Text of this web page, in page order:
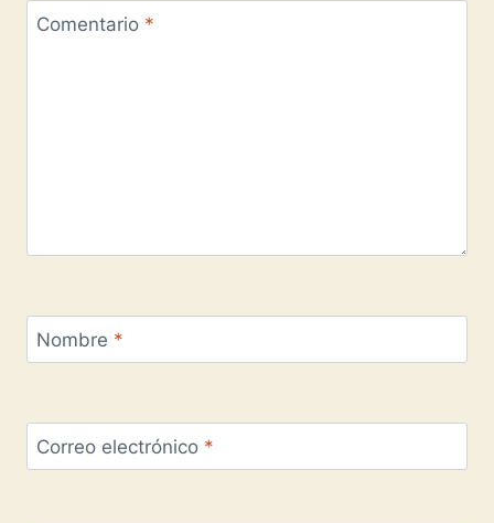
Comentario *
Nombre *
Correo electrónico *